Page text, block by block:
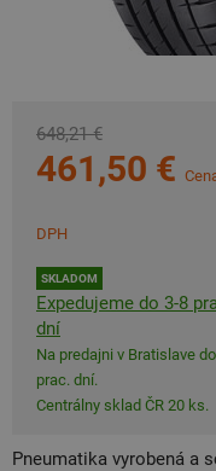
648,21 €
461,50 €
DPH
SKLADOM
Expedujeme do 3-8
dní
Na predajni v Bratislave
prac. dní.
Centrálny sklad ČR 20 ks.
Pneumatika vyrobená a